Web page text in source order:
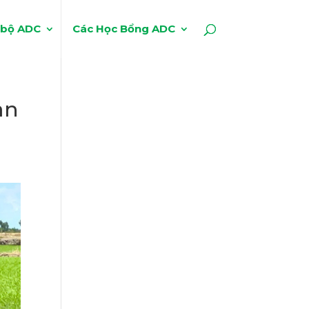
ADC Các Học Bổng ADC